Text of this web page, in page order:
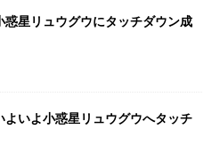
惑星リュウグウにタッチダウン成
よいよ小惑星リュウグウへタッチ